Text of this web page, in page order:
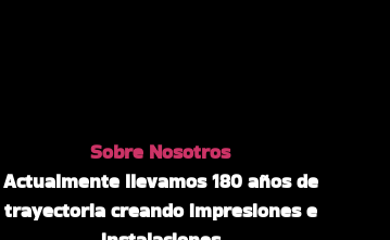
Sobre Nosotros
Actualmente llevamos 180 años de
trayectoria creando impresiones e